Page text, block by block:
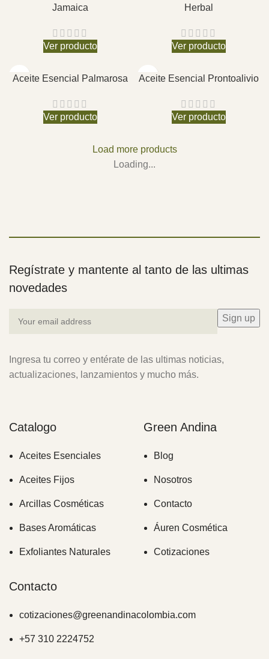
Jamaica
Ver producto
Herbal
Ver producto
Aceite Esencial Palmarosa
Ver producto
Aceite Esencial Prontoalivio
Ver producto
Load more products
Loading...
Regístrate y mantente al tanto de las ultimas
novedades
Ingresa tu correo y entérate de las ultimas noticias,
actualizaciones, lanzamientos y mucho más.
Catalogo
Aceites Esenciales
Aceites Fijos
Arcillas Cosméticas
Bases Aromáticas
Exfoliantes Naturales
Green Andina
Blog
Nosotros
Contacto
Áuren Cosmética
Cotizaciones
Contacto
cotizaciones@greenandinacolombia.com
+57 310 2224752